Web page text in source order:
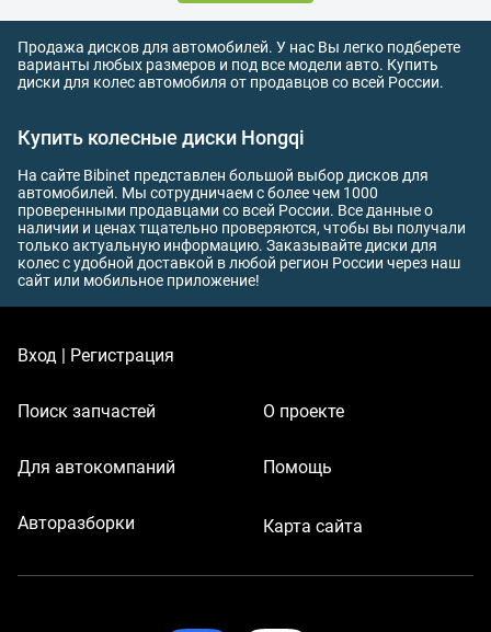
Продажа дисков для автомобилей. У нас Вы легко подберете
варианты любых размеров и под все модели авто. Купить
диски для колес автомобиля от продавцов со всей России.
Купить колесные диски Hongqi
На сайте Bibinet представлен большой выбор дисков для
автомобилей. Мы сотрудничаем с более чем 1000
проверенными продавцами со всей России. Все данные о
наличии и ценах тщательно проверяются, чтобы вы получали
только актуальную информацию. Заказывайте диски для
колес с удобной доставкой в любой регион России через наш
сайт или мобильное приложение!
Вход | Регистрация
Поиск запчастей
Для автокомпаний
Авторазборки
О проекте
Помощь
Карта сайта